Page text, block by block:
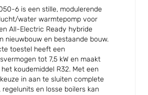
6 is een stille, modulerende
water warmtepomp voor
All-Electric Ready hybride
nieuwbouw en bestaande bouw.
toestel heeft een
tot 7,5 kW en maakt
koudemiddel R32. Met een
in aan te sluiten complete
regelunits en losse boilers kan